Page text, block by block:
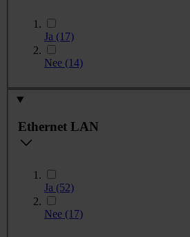
Ja (17)
Nee (14)
Ethernet LAN
Ja (52)
Nee (17)